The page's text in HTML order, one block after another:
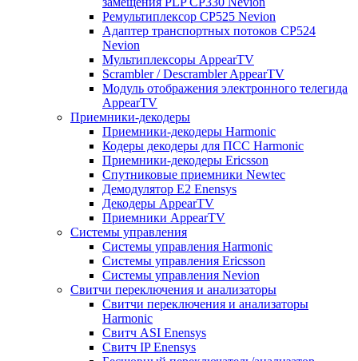
Ремультиплексор CP525 Nevion
Адаптер транспортных потоков CP524
Nevion
Мультиплексоры AppearTV
Scrambler / Descrambler AppearTV
Модуль отображения электронного телегида
AppearTV
Приемники-декодеры
Приемники-декодеры Harmonic
Кодеры декодеры для ПСС Harmonic
Приемники-декодеры Ericsson
Спутниковые приемники Newtec
Демодулятор Е2 Enensys
Декодеры AppearTV
Приемники AppearTV
Системы управления
Cистемы управления Harmonic
Cистемы управления Ericsson
Cистемы управления Nevion
Свитчи переключения и анализаторы
Свитчи переключения и анализаторы
Harmonic
Свитч ASI Enensys
Свитч IP Enensys